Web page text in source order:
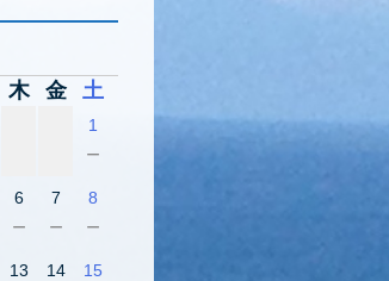
木 金 土
1
－
6
－
7
－
8
－
13 14 15